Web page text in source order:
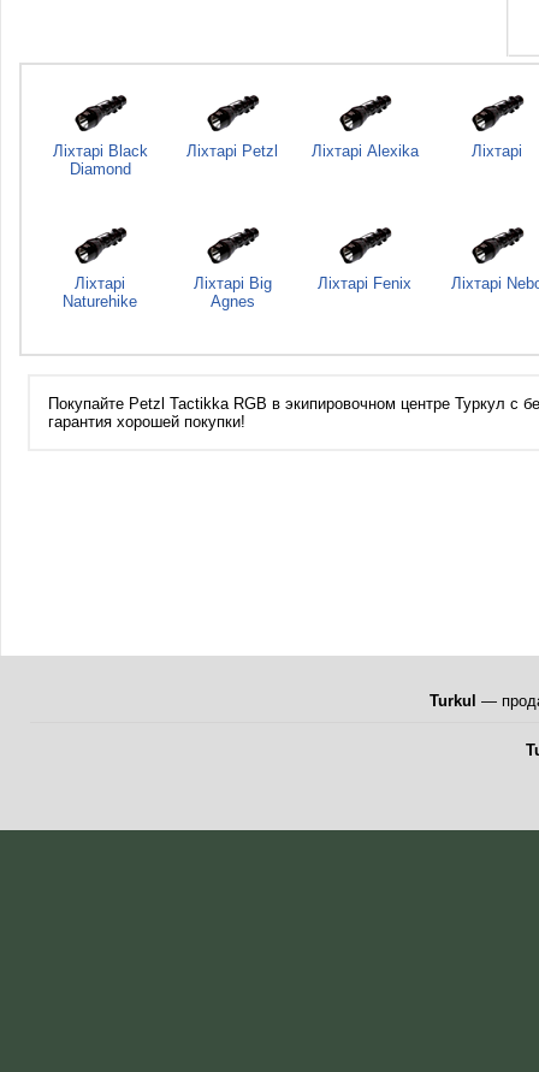
Ліхтарі Black
Diamond
Ліхтарі Petzl Ліхтарі Alexika Ліхтарі
Ліхтарі
Naturehike
Ліхтарі Big
Agnes
Ліхтарі Fenix Ліхтарі
Покупайте Petzl Tactikka RGB в экипировочном центре Туркул с
гарантия хорошей покупки!
Turkul —